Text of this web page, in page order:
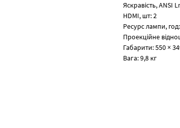
Яскравість, ANSI
HDMI, шт: 2
Ресурс лампи,
Проекційне
Габарити: 550 ×
Вага: 9,8 кг